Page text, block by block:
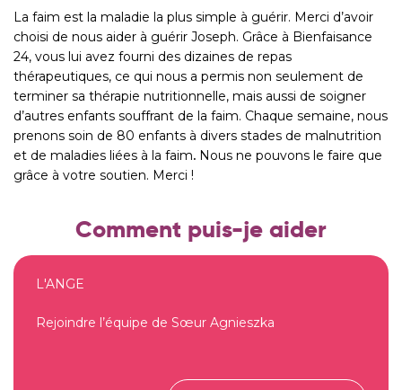
La faim est la maladie la plus simple à guérir. Merci d’avoir
choisi de nous aider à guérir Joseph. Grâce à Bienfaisance
24, vous lui avez fourni des dizaines de repas
thérapeutiques, ce qui nous a permis non seulement de
terminer sa thérapie nutritionnelle, mais aussi de soigner
d’autres enfants souffrant de la faim. Chaque semaine, nous
prenons soin de 80 enfants à divers stades de malnutrition
et de maladies liées à la faim. Nous ne pouvons le faire que
grâce à votre soutien. Merci !
Comment puis-je aider
L'ANGE
Rejoindre l’équipe de Sœur Agnieszka